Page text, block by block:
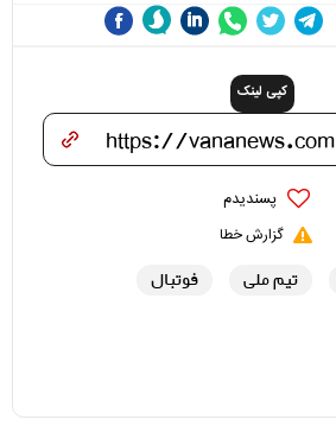
کپی لینک
پسندیدم
گزارش خطا
تیم ملی فوتبال